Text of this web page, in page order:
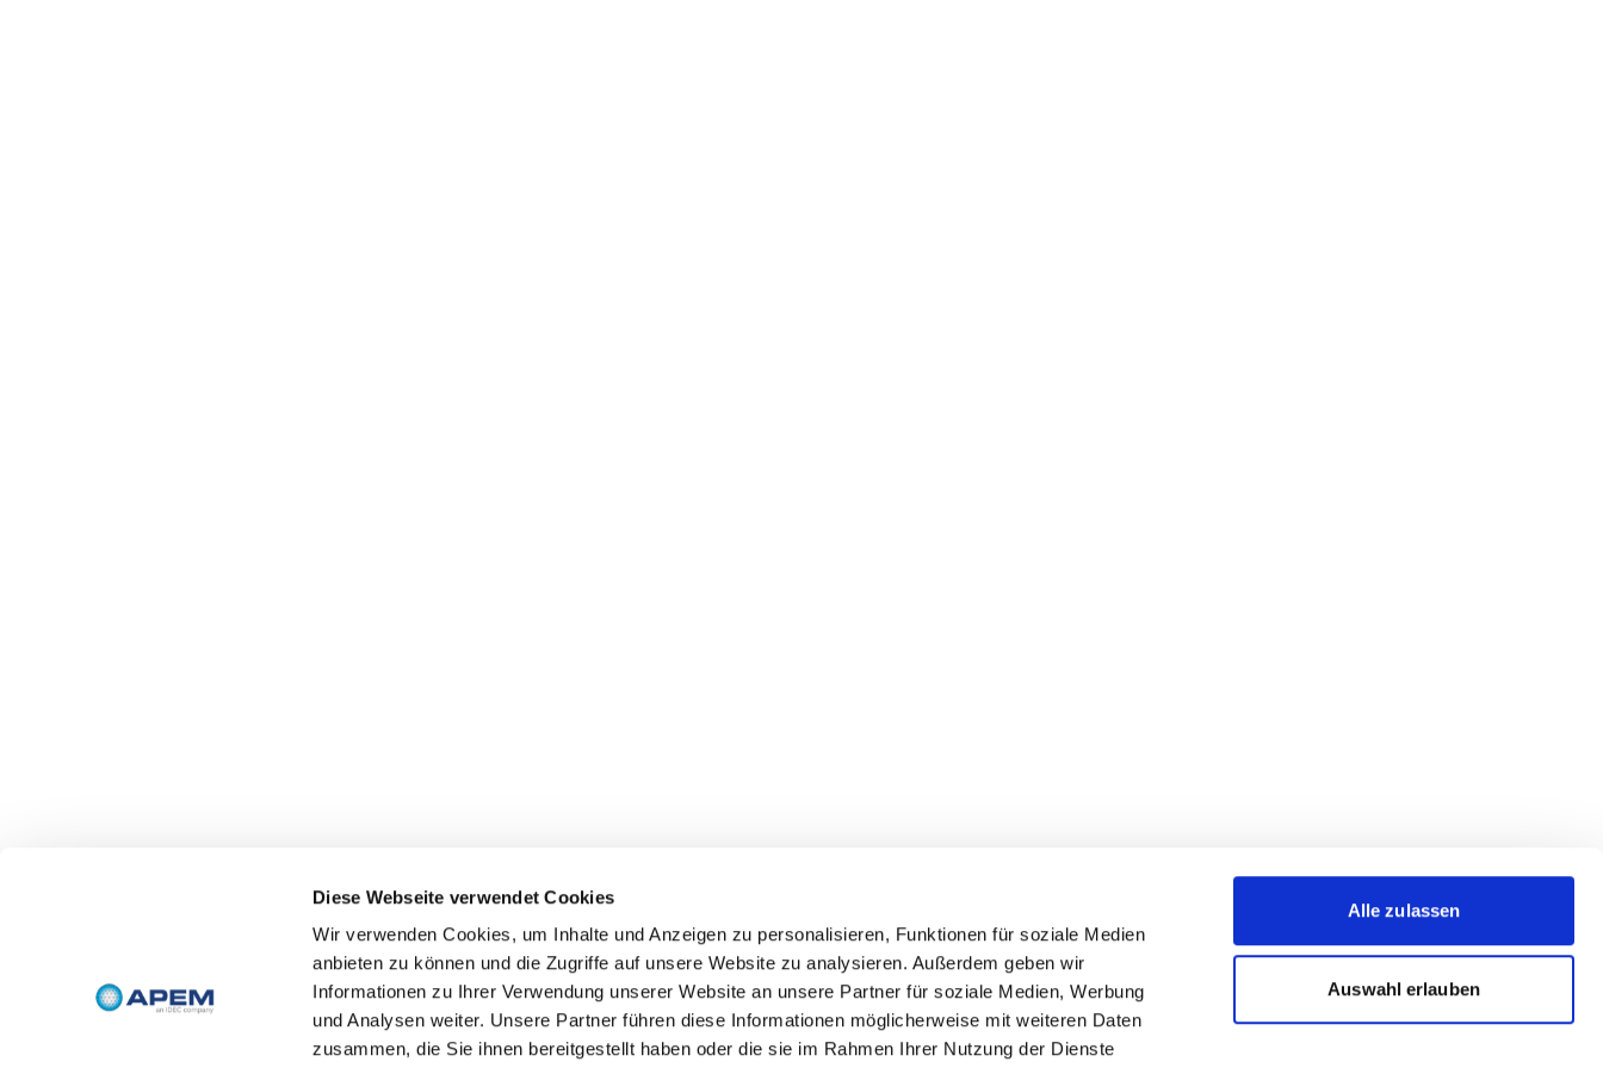
Diese Webseite verwendet Cookies
Wir verwenden Cookies, um Inhalte und Anzeigen zu personalisieren, Funktionen für soziale Medien
anbieten zu können und die Zugriffe auf unsere Website zu analysieren. Außerdem geben wir
Informationen zu Ihrer Verwendung unserer Website an unsere Partner für soziale Medien, Werbung
und Analysen weiter. Unsere Partner führen diese Informationen möglicherweise mit weiteren Daten
zusammen, die Sie ihnen bereitgestellt haben oder die sie im Rahmen Ihrer Nutzung der Dienste
Alle zulassen
Auswahl erlauben